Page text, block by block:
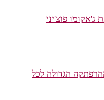
פוצ'יני
הגדולה לכל